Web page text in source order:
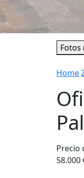
Fotos
Home
Precio
58.000